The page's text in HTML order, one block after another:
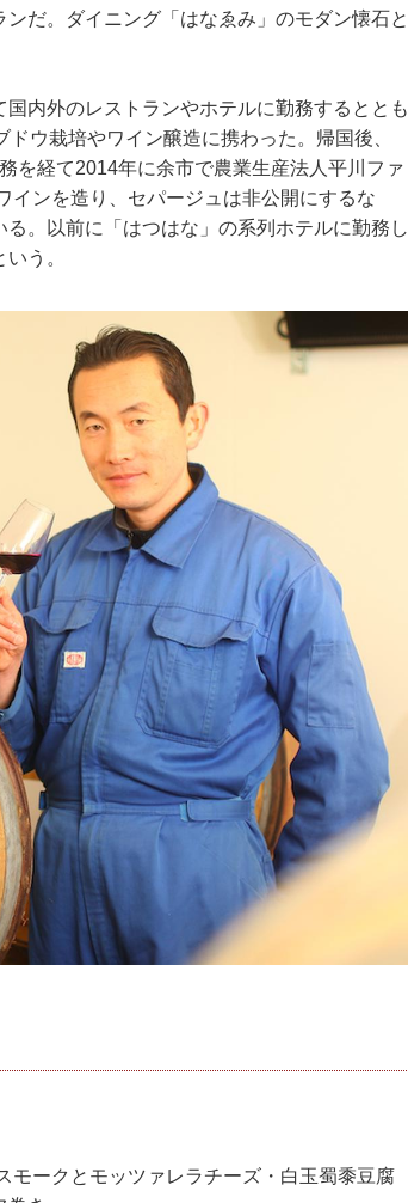
だ。ダイニング「はなゑみ」のモダン懐石と
内外のレストランやホテルに勤務するととも
ウ栽培やワイン醸造に携わった。帰国後、
を経て2014年に余市で農業生産法人平川ファ
インを造り、セパージュは非公開にするな
。以前に「はつはな」の系列ホテルに勤務し
う。
モークとモッツァレラチーズ・白玉蜀黍豆腐